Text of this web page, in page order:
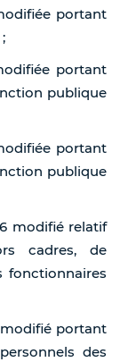
portant
portant
publique
portant
publique
modifié relatif
cadres, de
fonctionnaires
modifié portant
des